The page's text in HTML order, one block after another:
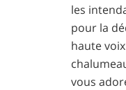
les
pour la
haute
vous